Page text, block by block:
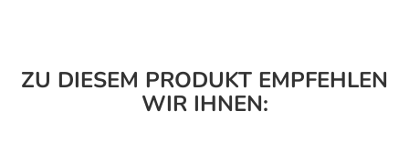
ZU DIESEM PRODUKT EMPFEHLEN
WIR IHNEN: